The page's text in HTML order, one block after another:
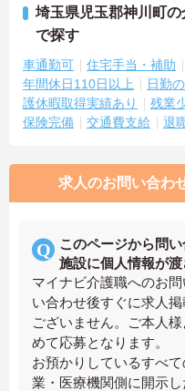
埼玉県児玉郡神川町
で探す
車通勤可 住宅手当・補助
年間休日110日以上
日勤
護休暇取得実績あり
残業
保険完備
交通費支給 退
求人のお問い合わ
このページから問
施設に個人情報が
マイナビ介護職へのお
い合わせ後すぐに求人
ございません。ご本人
めて応募となります。
お預かりしているすべ
業・医療機関側に開示